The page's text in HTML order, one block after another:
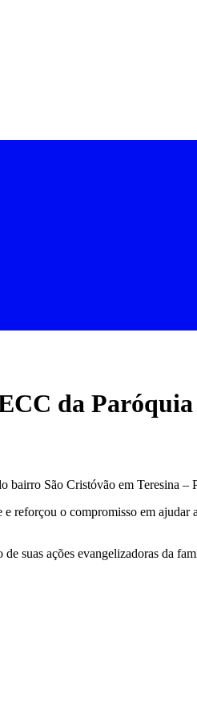
da
São Cristóvão em Teresina –
o compromisso em ajudar
suas ações evangelizadoras da